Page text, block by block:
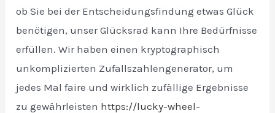
ob Sie bei der Entscheidungsfindung etwas Glück
benötigen, unser Glücksrad kann Ihre Bedürfnisse
erfüllen. Wir haben einen kryptographisch
unkomplizierten Zufallszahlengenerator, um
jedes Mal faire und wirklich zufällige Ergebnisse
zu gewährleisten https://lucky-wheel-